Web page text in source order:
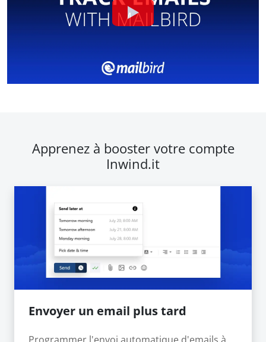
Apprenez à booster votre compte
Inwind.it
Envoyer un email plus tard